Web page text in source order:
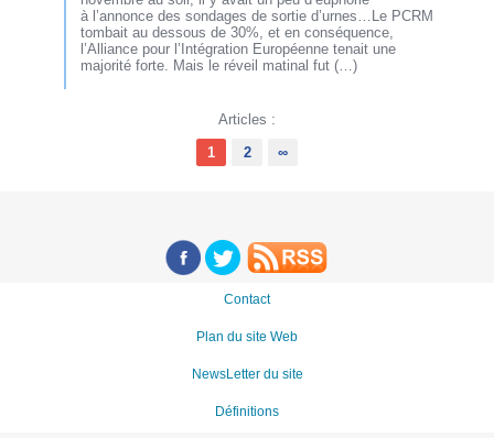
à l’annonce des sondages de sortie d’urnes…Le PCRM
tombait au dessous de 30%, et en conséquence,
l’Alliance pour l’Intégration Européenne tenait une
majorité forte. Mais le réveil matinal fut (…)
Articles :
1 2 ∞
Contact
Plan du site Web
NewsLetter du site
Définitions